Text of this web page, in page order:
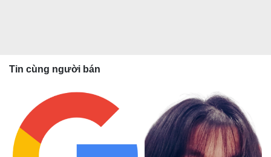
Tin cùng người bán